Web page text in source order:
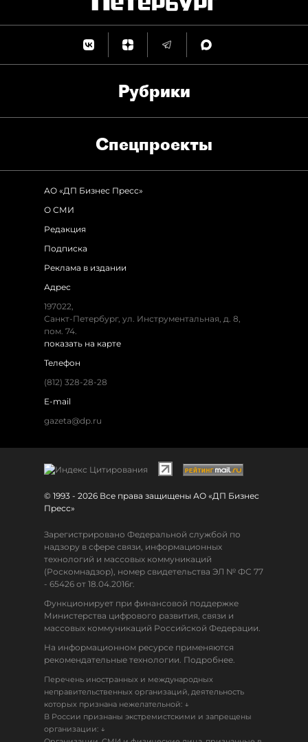
Рубрики
Спец­проекты
АО «ДП Бизнес Пресс»
О СМИ
Редакция
Подписка
Реклама в издании
Адрес
197022,
Санкт-Петербург, ул. Инструментальная, д. 8,
пом. 74.
показать на карте
Телефон
(812) 328-28-28
E-mail
gazeta@dp.ru
© 1993 - 2026 Все права защищены АО «ДП Бизнес
Пресс»
Зарегистрировано Федеральной службой по
надзору в сфере связи, информационных
технологий и массовых коммуникаций
(Роскомнадзор), номер свидетельства ЭЛ № ФС 77
- 65426 от 18.04.2016г.
Функционирует при финансовой поддержке
Министерства цифрового развития, связи и
массовых коммуникаций Российской Федерации.
На информационном ресурсе применяются
рекомендательные технологии. Подробнее.
Перечень иностранных и международных
неправительственных организаций, деятельность
которых признана нежелательной: ↓
В России признаны экстремистскими и запрещены
организации: ↓